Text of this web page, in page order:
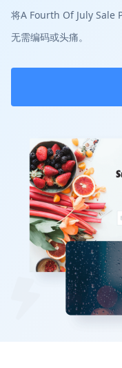
将A Fourth Of July Sale
无需编码或头痛。